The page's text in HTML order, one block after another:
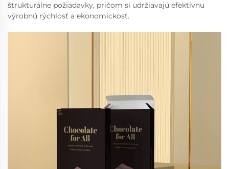
štrukturálne požiadavky, pričom si udržiavajú efektívnu
výrobnú rýchlosť a ekonomickosť.